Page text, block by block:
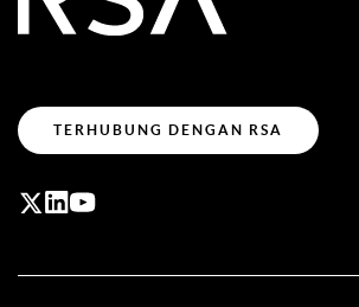
TERHUBUNG DENGAN RSA